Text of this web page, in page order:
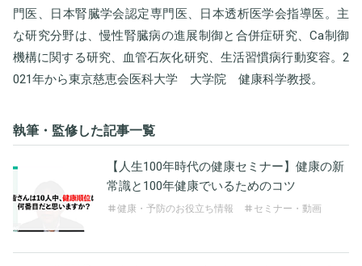
門医、日本腎臓学会認定専門医、日本透析医学会指導医。主
な研究分野は、慢性腎臓病の進展制御と合併症研究、Ca制御
機構に関する研究、血管石灰化研究、生活習慣病行動変容。2
021年から東京慈恵会医科大学 大学院 健康科学教授。
執筆・監修した記事一覧
【人生100年時代の健康セミナー】健康の新
常識と100年健康でいるためのコツ
健康・予防のお役立ち情報 セミナー・動画